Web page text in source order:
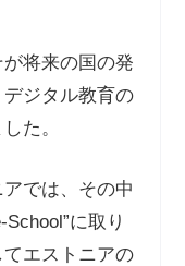
将来の国の発
ジタル教育の
た。
では、その中
に取り
エストニアの